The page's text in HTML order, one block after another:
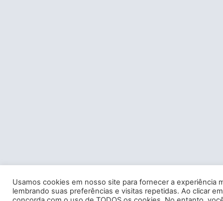
Usamos cookies em nosso site para fornecer a experiência
lembrando suas preferências e visitas repetidas. Ao clicar